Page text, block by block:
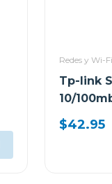
Redes y Wi-Fi
Tp-link
10/
rack
$42.95